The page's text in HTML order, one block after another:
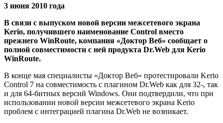
3 июня 2010 года
В связи с выпуском новой версии межсетевого экрана
Kerio, получившего наименование Control вместо
прежнего WinRoute, компания «Доктор Веб» сообщает о
полной совместимости c ней продукта Dr.Web для Kerio
WinRoute.
В конце мая специалисты «Доктор Веб» протестировали Kerio
Control 7 на совместимость с плагином Dr.Web как для 32-, так
и для 64-битных версий Windows. Они подтвердили, что при
использовании новой версии межсетевого экрана Kerio
проблем с интеграцией плагина Dr.Web не возникает.